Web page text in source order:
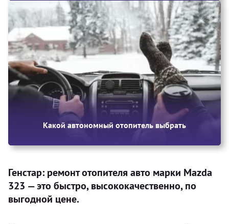
Какой автономный отопитель выбрать
Генстар: ремонт отопителя авто марки Mazda
323 — это быстро, высококачественно, по
выгодной цене.